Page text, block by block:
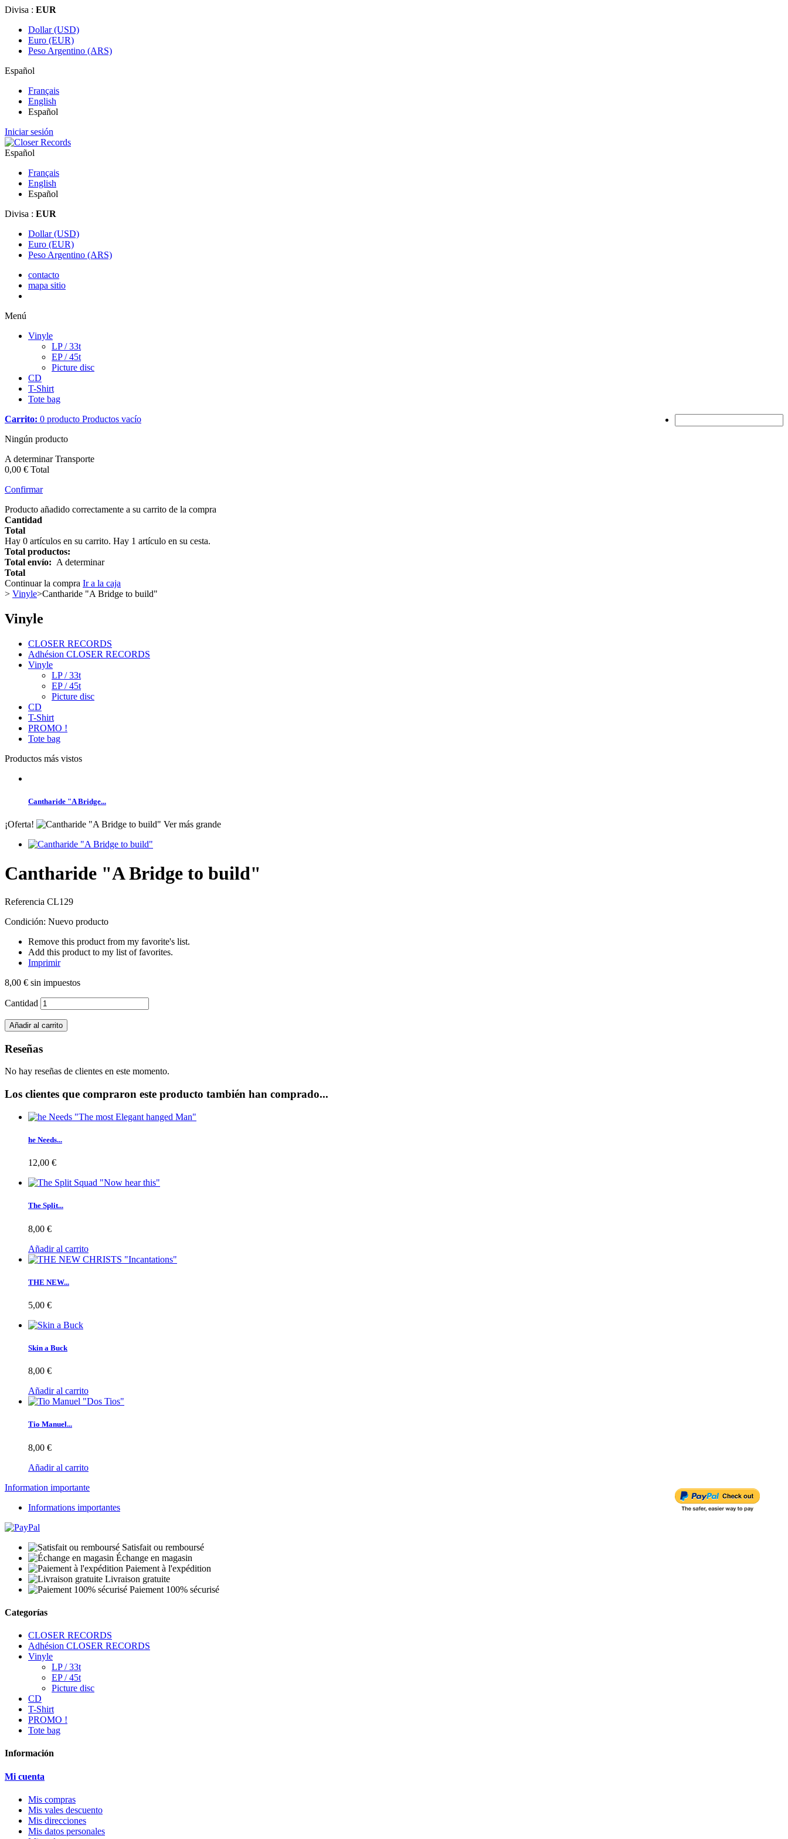
Divisa : EUR
Dollar (USD)
Euro (EUR)
Peso Argentino (ARS)
Español
Français
English
Español
Iniciar sesión
Español
Français
English
Español
Divisa : EUR
Dollar (USD)
Euro (EUR)
Peso Argentino (ARS)
contacto
mapa sitio
Menú
Vinyle
LP / 33t
EP / 45t
Picture disc
CD
T-Shirt
Tote bag
Carrito: 0 producto Productos vacío
Ningún producto
A determinarTransporte
0,00 € Total
Confirmar
Producto añadido correctamente a su carrito de la compra
Cantidad
Total
Hay 0 artículos en su carrito. Hay 1 artículo en su cesta.
Total productos:
Total envío: A determinar
Total
Continuar la compra Ir a la caja
> Vinyle>Cantharide "A Bridge to build"
Vinyle
CLOSER RECORDS
Adhésion CLOSER RECORDS
Vinyle
LP / 33t
EP / 45t
Picture disc
CD
T-Shirt
PROMO !
Tote bag
Productos más vistos
Cantharide "A Bridge...
¡Oferta! Ver más grande
Cantharide "A Bridge to build"
Referencia CL129
Condición: Nuevo producto
Remove this product from my favorite's list.
Add this product to my list of favorites.
Imprimir
8,00 € sin impuestos
Cantidad
Añadir al carrito
Reseñas
No hay reseñas de clientes en este momento.
Los clientes que compraron este producto también han comprado...
he Needs...
12,00 €
The Split...
8,00 €
Añadir al carrito
THE NEW...
5,00 €
Skin a Buck
8,00 €
Añadir al carrito
Tio Manuel...
8,00 €
Añadir al carrito
Information importante
Informations importantes
Satisfait ou remboursé
Échange en magasin
Paiement à l'expédition
Livraison gratuite
Paiement 100% sécurisé
Categorías
CLOSER RECORDS
Adhésion CLOSER RECORDS
Vinyle
LP / 33t
EP / 45t
Picture disc
CD
T-Shirt
PROMO !
Tote bag
Información
Mi cuenta
Mis compras
Mis vales descuento
Mis direcciones
Mis datos personales